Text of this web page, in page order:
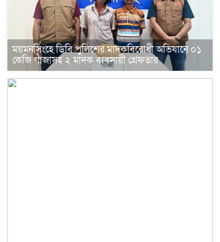
ময়মনসিংহে ডিবি পুলিশের মাদকবিরোধী অভিযানে ০১
কেজি গাঁজাসহ ২ মাদক ব্যবসায়ী গ্রেফতার